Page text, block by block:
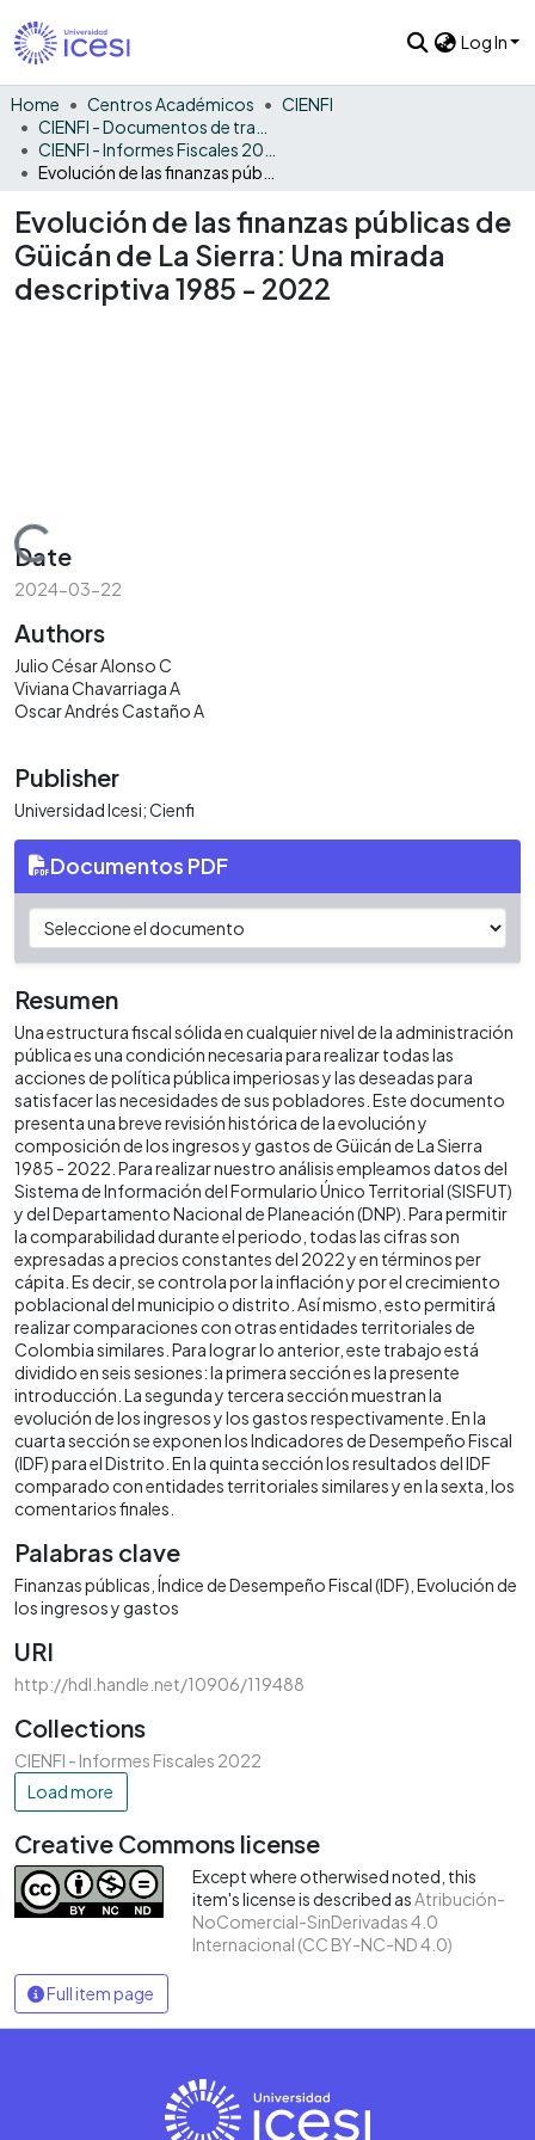
Log In
Home Centros Académicos
CIENFI
Evolución de las finanzas públicas de
Güicán de La Sierra: Una mirada
descriptiva 1985 - 2022
Loading...
Date
2024-03-22
Authors
Julio César Alonso C
Viviana Chavarriaga A
Oscar Andrés Castaño A
Publisher
Universidad Icesi; Cienfi
Documentos PDF
Resumen
Una estructura fiscal sólida en cualquier nivel de la administración
pública es una condición necesaria para realizar todas las
acciones de política pública imperiosas y las deseadas para
satisfacer las necesidades de sus pobladores. Este documento
presenta una breve revisión histórica de la evolución y
composición de los ingresos y gastos de Güicán de La Sierra
1985 - 2022. Para realizar nuestro análisis empleamos datos del
Sistema de Información del Formulario Único Territorial (SISFUT)
y del Departamento Nacional de Planeación (DNP). Para permitir
la comparabilidad durante el periodo, todas las cifras son
expresadas a precios constantes del 2022 y en términos per
cápita. Es decir, se controla por la inflación y por el crecimiento
poblacional del municipio o distrito. Así mismo, esto permitirá
realizar comparaciones con otras entidades territoriales de
Colombia similares. Para lograr lo anterior, este trabajo está
dividido en seis sesiones: la primera sección es la presente
introducción. La segunda y tercera sección muestran la
evolución de los ingresos y los gastos respectivamente. En la
cuarta sección se exponen los Indicadores de Desempeño Fiscal
(IDF) para el Distrito. En la quinta sección los resultados del IDF
comparado con entidades territoriales similares y en la sexta, los
comentarios finales.
Palabras clave
Finanzas públicas Índice de Desempeño Fiscal (IDF) Evolución de
los ingresos y gastos
URI
http://hdl.handle.net/10906/119488
Collections
CIENFI - Informes Fiscales 2022
Load more
Creative Commons license
Except where otherwised noted, this
item's license is described asAtribución-
NoComercial-SinDerivadas 4.0
Internacional (CC BY-NC-ND 4.0)
Full item page